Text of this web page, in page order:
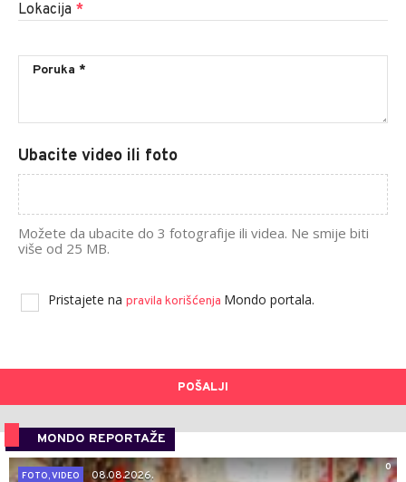
Lokacija *
Ubacite video ili foto
Možete da ubacite do 3 fotografije ili videa. Ne smije biti
više od 25 MB.
Pristajete na pravila korišćenja Mondo portala.
POŠALJI
MONDO REPORTAŽE
0
FOTO, VIDEO
08.08.2026.